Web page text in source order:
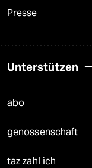
Presse
Unterstützen
abo
genossenschaft
taz zahl ich